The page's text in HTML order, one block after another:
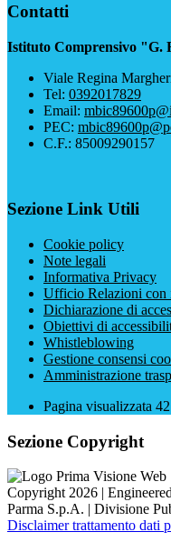
Contatti
Istituto Comprensivo "G.
Viale Regina
Tel: 0392017829
Email:
PEC:
C.F.: 85009290157
Sezione Link Utili
Cookie policy
Note legali
Informativa Privacy
Ufficio Relazioni con
Dichiarazione di
Obiettivi di
Whistleblowing
Gestione consensi
Amministrazione
Pagina visualizzata
Sezione Copyright
Copyright 2026 |
Parma S.p.A. | Divisione
Disclaimer trattamento dati